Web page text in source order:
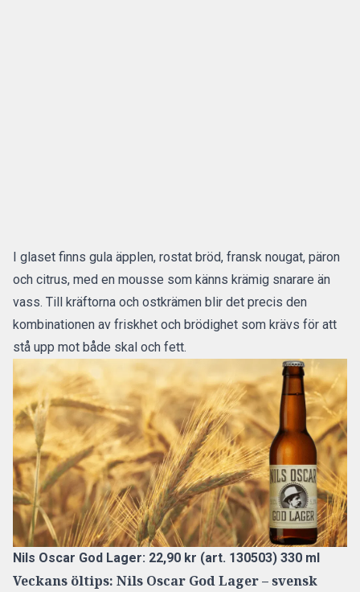
I glaset finns gula äpplen, rostat bröd, fransk nougat, päron
och citrus, med en mousse som känns krämig snarare än
vass. Till kräftorna och ostkrämen blir det precis den
kombinationen av friskhet och brödighet som krävs för att
stå upp mot både skal och fett.
Nils Oscar God Lager: 22,90 kr (art. 130503) 330 ml
Veckans öltips: Nils Oscar God Lager – svensk